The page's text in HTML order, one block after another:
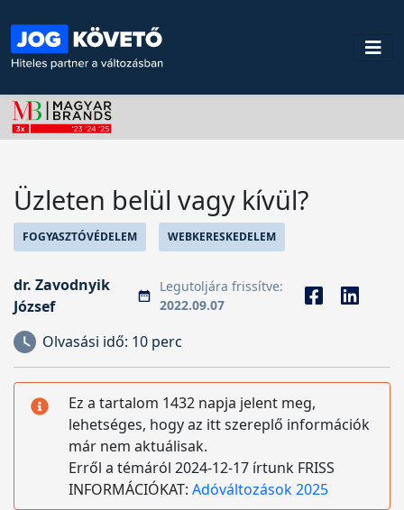
Üzleten belül vagy kívül?
FOGYASZTÓVÉDELEM WEBKERESKEDELEM
dr. Zavodnyik
József
Legutoljára frissítve:
2022.09.07
Olvasási idő: 10 perc
Ez a tartalom 1432 napja jelent meg,
lehetséges, hogy az itt szereplő információk
már nem aktuálisak.
Erről a témáról 2024-12-17 írtunk FRISS
INFORMÁCIÓKAT: Adóváltozások 2025